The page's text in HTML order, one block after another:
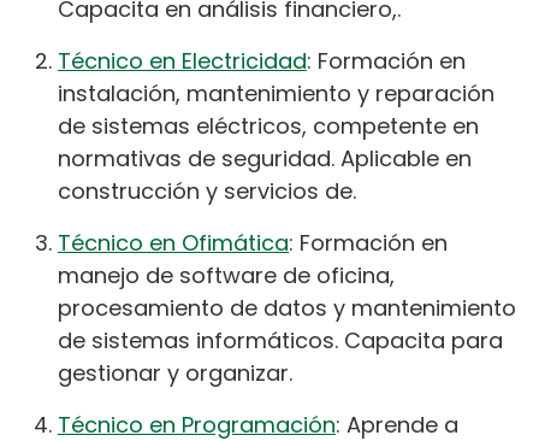
Capacita en análisis financiero,.
Técnico en Electricidad: Formación en
instalación, mantenimiento y reparación
de sistemas eléctricos, competente en
normativas de seguridad. Aplicable en
construcción y servicios de.
Técnico en Ofimática: Formación en
manejo de software de oficina,
procesamiento de datos y mantenimiento
de sistemas informáticos. Capacita para
gestionar y organizar.
Técnico en Programación: Aprende a